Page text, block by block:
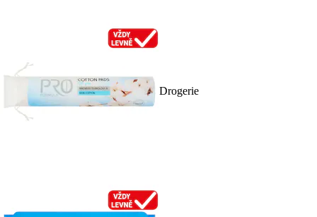
Drogerie